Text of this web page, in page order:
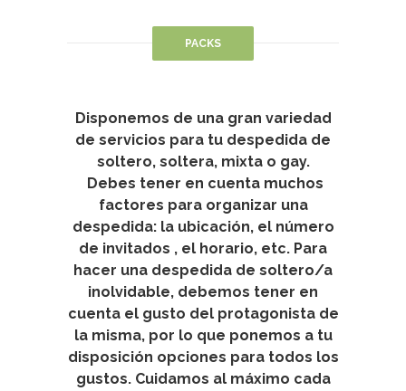
PACKS
Disponemos de una gran variedad
de servicios para tu despedida de
soltero, soltera, mixta o gay.
Debes tener en cuenta muchos
factores para organizar una
despedida: la ubicación, el número
de invitados , el horario, etc. Para
hacer una despedida de soltero/a
inolvidable, debemos tener en
cuenta el gusto del protagonista de
la misma, por lo que ponemos a tu
disposición opciones para todos los
gustos. Cuidamos al máximo cada